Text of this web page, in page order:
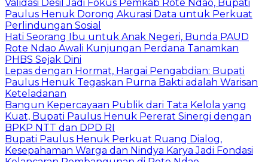
Validasi Desil Jadi Fokus Pemkab Rote Ndao, Bupati
Paulus Henuk Dorong Akurasi Data untuk Perkuat
Perlindungan Sosial
Hati Seorang Ibu untuk Anak Negeri, Bunda PAUD
Rote Ndao Awali Kunjungan Perdana Tanamkan
PHBS Sejak Dini
Lepas dengan Hormat, Hargai Pengabdian: Bupati
Paulus Henuk Tegaskan Purna Bakti adalah Warisan
Keteladanan
Bangun Kepercayaan Publik dari Tata Kelola yang
Kuat, Bupati Paulus Henuk Pererat Sinergi dengan
BPKP NTT dan DPD RI
Bupati Paulus Henuk Perkuat Ruang Dialog,
Kesepahaman Warga dan Nindya Karya Jadi Fondasi